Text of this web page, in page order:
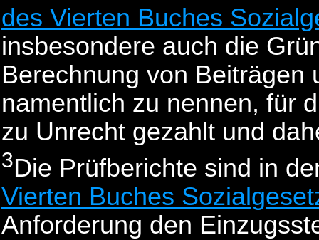
des Vierten Buches
insbesondere auch die
Berechnung von Beiträgen
namentlich zu nennen, für
zu Unrecht gezahlt und
3Die Prüfberichte sind in
Vierten Buches
Anforderung den